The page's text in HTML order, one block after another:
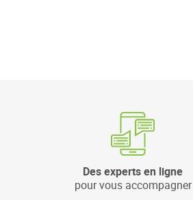
Des experts en ligne
pour vous accompagner